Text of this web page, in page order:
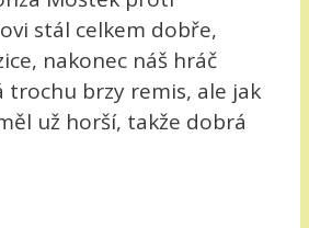
stál celkem dobře,
nakonec náš hráč
trochu brzy remis, ale jak
už horší, takže dobrá